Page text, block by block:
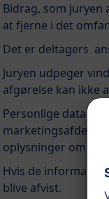
Bidrag, som juryen
at fjerne i det
Det er deltagers
Juryen udpeger
afgørelse kan ikke
Personlige data
oplysninger om
Hvis de
blive afvist.